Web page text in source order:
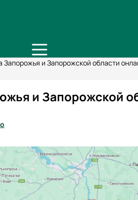
Запорожья и Запорожской области
и Запорожской